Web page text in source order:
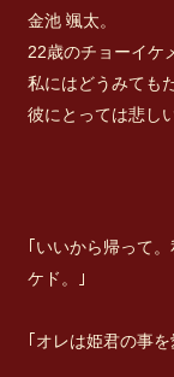
金池 颯太。
22歳のチョーイケ
私にはどうみても
彼にとっては悲し
｢いいから帰って
ケド。｣
｢オレは姫君の事